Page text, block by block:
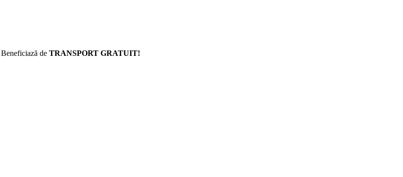
Beneficiază de TRANSPORT GRATUIT!